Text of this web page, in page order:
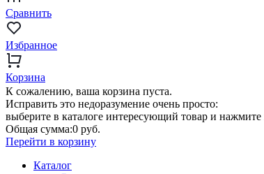
Сравнить
Избранное
Корзина
К сожалению, ваша корзина пуста.
Исправить это недоразумение очень просто:
выберите в каталоге интересующий товар и
Общая сумма:0 руб.
Перейти в корзину
Каталог